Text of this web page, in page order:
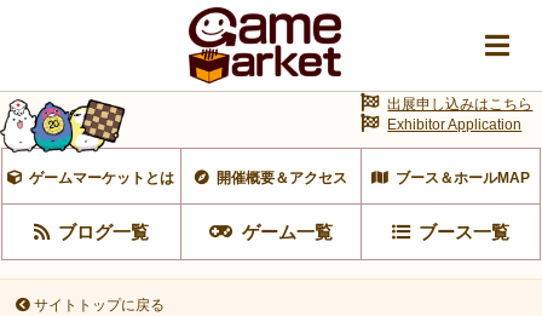
ゲームマーケットとは 開催概要＆アクセス ブース＆ホールMAP
ブログ一覧 ゲーム一覧 ブース一覧
出展申し込みはこちら
Exhibitor Application
サイトトップに戻る